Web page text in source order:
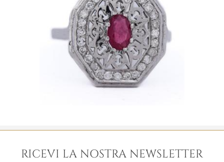
RICEVI LA NOSTRA NEWSLETTER